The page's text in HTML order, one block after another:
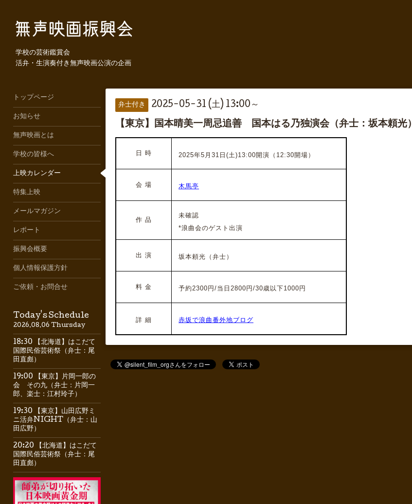
学校の芸術鑑賞会
活弁・生演奏付き無声映画公演の企画
弁士付き 2025-05-31 (土) 13:00～
【東京】国本晴美一周忌追善 国本はる乃独演会（弁士：坂本頼光）
日 時 2025年5月31日(土)13:00開演（12:30開場）
会 場 木馬亭
作 品
未確認
*浪曲会のゲスト出演
出 演 坂本頼光 （弁士）
料 金 予約2300円/当日2800円/30歳以下1000円
詳 細 赤坂で浪曲番外地ブログ
トップページ
お知らせ
無声映画とは
学校の皆様へ
上映カレンダー
特集上映
メールマガジン
レポート
振興会概要
個人情報保護方針
ご依頼・お問合せ
Today's Schedule
2026.08.06 Thursday
18:30 【北海道】はこだて
国際民俗芸術祭（弁士：尾
田直彪）
19:00 【東京】片岡一郎の
会 その九（弁士：片岡一
郎、楽士：江村玲子）
19:30 【東京】山田広野ミ
ニ活弁NIGHT（弁士：山
田広野）
20:20 【北海道】はこだて
国際民俗芸術祭（弁士：尾
田直彪）